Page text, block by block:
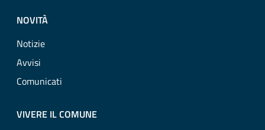
NOVITÀ
Notizie
Avvisi
Comunicati
VIVERE IL COMUNE